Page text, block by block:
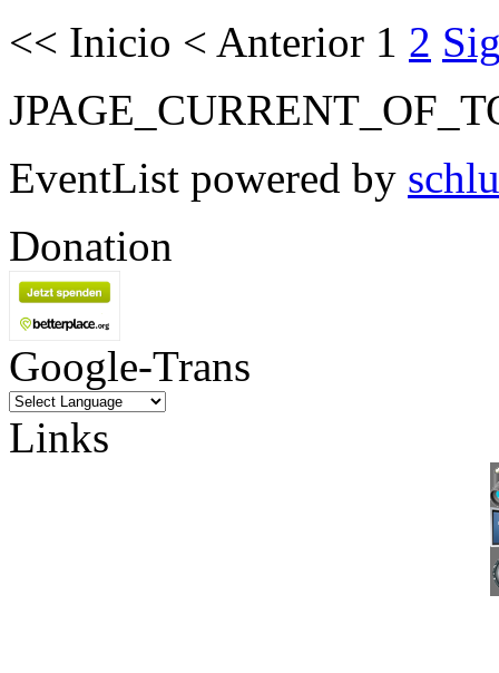
<< Inicio < Anterior 1 2
EventList powered by
Donation
Google-Trans
Links